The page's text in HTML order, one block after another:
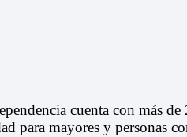
cuenta con más
para mayores y personas